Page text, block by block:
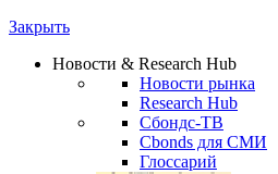
Закрыть
Новости & Research Hub
Новости рынка
Research Hub
Сбондс-ТВ
Cbonds для СМИ
Глоссарий